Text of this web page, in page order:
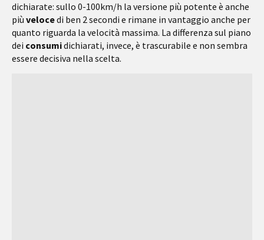
dichiarate: sullo 0-100km/h la versione più potente è anche
più velocedi ben 2 secondi e rimane in vantaggio anche per
quanto riguarda la velocità massima. La differenza sul piano
dei consumidichiarati, invece, è trascurabile e non sembra
essere decisiva nella scelta.